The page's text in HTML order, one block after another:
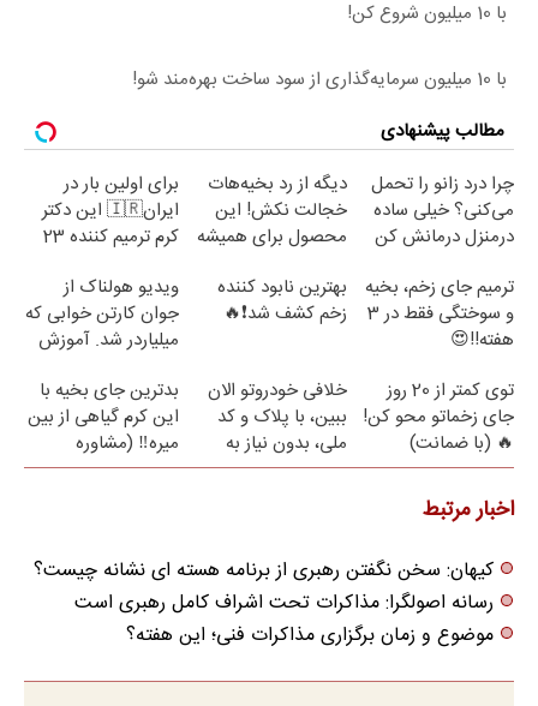
با 10 میلیون شروع کن!
با 10 میلیون سرمایه‌گذاری از سود ساخت بهره‌مند شو!
مطالب پیشنهادی
چرا درد زانو را تحمل
می‌کنی؟ خیلی ساده
درمنزل درمانش کن
دیگه از رد بخیه‌هات
خجالت نکش! این
محصول برای همیشه
برای اولین بار در
ایران🇮🇷 این دکتر
کرم ترمیم کننده 23
ترمیم جای زخم، بخیه
و سوختگی فقط در 3
هفته!!😍
بهترین نابود کننده
زخم کشف شد❗🔥
ویدیو هولناک از
جوان کارتن خوابی که
میلیاردر شد. آموزش
توی کمتر از 20 روز
جای زخماتو محو کن!
🔥 (با ضمانت)
خلافی خودروتو الان
ببین، با پلاک و کد
ملی، بدون نیاز به
مراجعه حضوری
بدترین جای بخیه با
این کرم گیاهی از بین
میره‼️ (مشاوره
رایگان)
اخبار مرتبط
کیهان: سخن نگفتن رهبری از برنامه هسته ای نشانه چیست؟
رسانه اصولگرا: مذاکرات تحت اشراف کامل رهبری است
موضوع و زمان برگزاری مذاکرات فنی؛ این هفته؟